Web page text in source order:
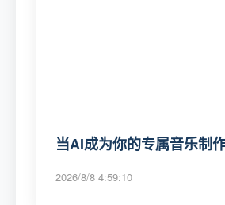
当AI成为你的专属音乐制
2026/8/8 4:59:10